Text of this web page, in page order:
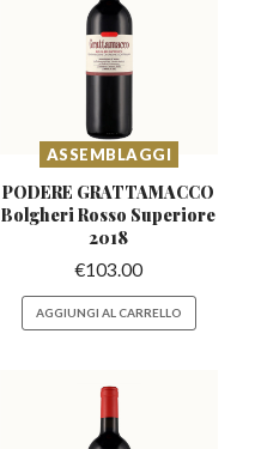
ASSEMBLAGGI
PODERE GRATTAMACCO
BolgheriRosso Superiore
2018
€103.00
AGGIUNGI AL CARRELLO